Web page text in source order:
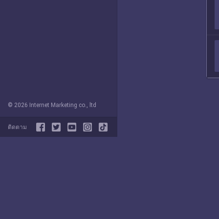
© 2026 Internet Marketing co., ltd
ติดตาม